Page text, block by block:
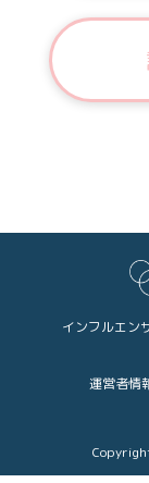
インフルエン
運営者情